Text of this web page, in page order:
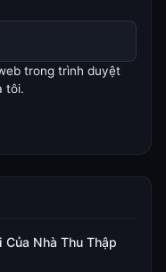
trong trình duyệt
tôi.
Của Nhà Thu Thập